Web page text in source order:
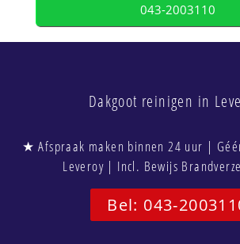
043-2003110
Dakgoot reinigen in
★ Afspraak maken binnen 24 uur |
Leveroy | Incl. Bewijs
Bel: 043-